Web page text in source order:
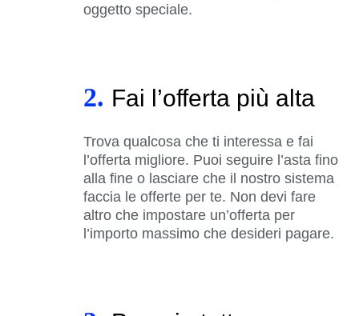
oggetto speciale.
2. Fai l’offerta più alta
Trova qualcosa che ti interessa e fai
l’offerta migliore. Puoi seguire l’asta fino
alla fine o lasciare che il nostro sistema
faccia le offerte per te. Non devi fare
altro che impostare un’offerta per
l’importo massimo che desideri pagare.